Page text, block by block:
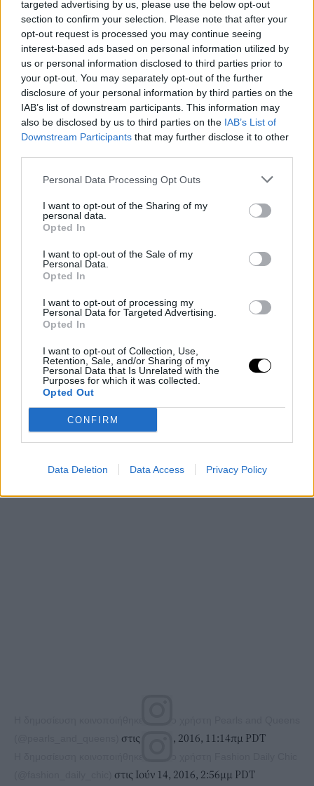
targeted advertising by us, please use the below opt-out
section to confirm your selection. Please note that after your
opt-out request is processed you may continue seeing
interest-based ads based on personal information utilized by
us or personal information disclosed to third parties prior to
your opt-out. You may separately opt-out of the further
disclosure of your personal information by third parties on the
IAB’s list of downstream participants. This information may
also be disclosed by us to third parties on the IAB’s List of
Downstream Participants that may further disclose it to other
Personal Data Processing Opt Outs
I want to opt-out of the Sharing of my
personal data.
Opted In
I want to opt-out of the Sale of my
Personal Data.
Opted In
I want to opt-out of processing my
Personal Data for Targeted Advertising.
Opted In
I want to opt-out of Collection, Use,
Retention, Sale, and/or Sharing of my
Personal Data that Is Unrelated with the
Purposes for which it was collected.
Opted Out
CONFIRM
Data Deletion Data Access Privacy Policy
Splash / Ideal Image
Η δημοσίευση κοινοποιήθηκε από το χρήστη Catarina Leite
(@c_lovefashion)στις Ιούν 16, 2017, 9:36πμ PDT
Η δημοσίευση κοινοποιήθηκε από το χρήστη JU (@mrs__ju)
στις Ιούν 16, 2017, 11:26πμ PDT
Style (@style_dock) στις Μάρ 30, 2016, 11:43μμ PDT
στις Μάι 17, 2016, 11:14πμ PDT
στις Ιούν 14, 2016, 2:56μμ PDT